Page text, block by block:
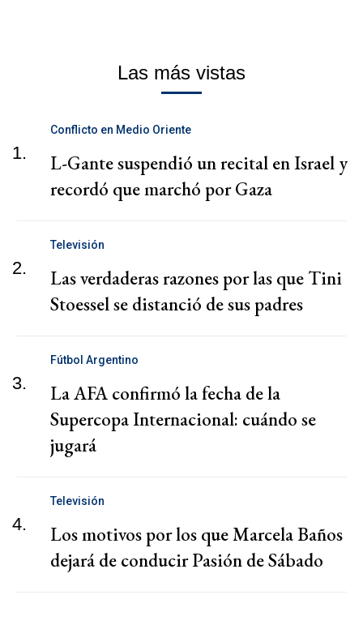
Las más vistas
1.
Conflicto en Medio Oriente
L-Gante suspendió un recital en Israel y
recordó que marchó por Gaza
2.
Televisión
Las verdaderas razones por las que Tini
Stoessel se distanció de sus padres
3.
Fútbol Argentino
La AFA confirmó la fecha de la
Supercopa Internacional: cuándo se
jugará
4.
Televisión
Los motivos por los que Marcela Baños
dejará de conducir Pasión de Sábado